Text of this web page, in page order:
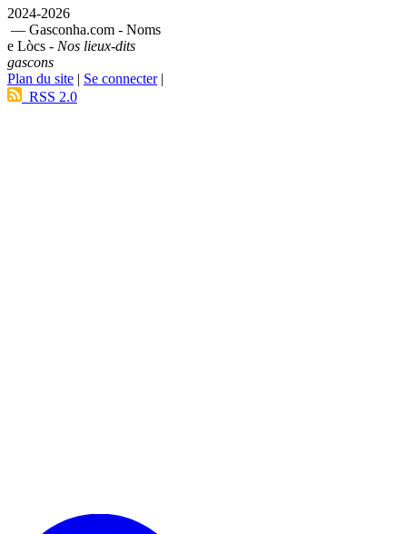
2024-2026
— Gasconha.com - Noms
e Lòcs - Nos lieux-dits
gascons
Plan du site | Se connecter|
RSS 2.0